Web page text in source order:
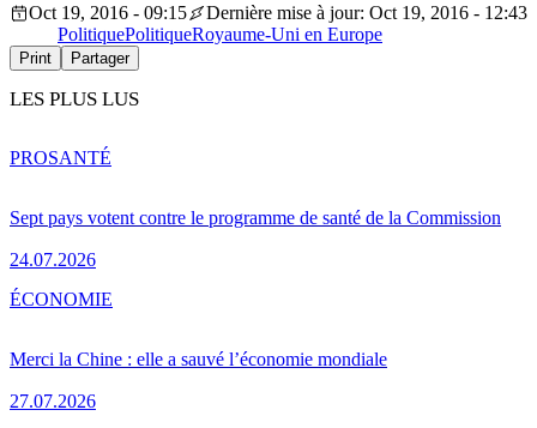
Oct 19, 2016 - 09:15
Dernière mise à jour: Oct 19, 2016 - 12:43
PolitiquePolitiqueRoyaume-Uni en Europe
Print Partager
LES PLUS LUS
Sept pays votent contre le programme de santé de la Commission
24.07.2026
PROSANTÉ
Merci la Chine : elle a sauvé l’économie mondiale
27.07.2026
ÉCONOMIE